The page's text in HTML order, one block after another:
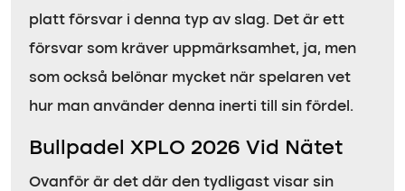
platt försvar i denna typ av slag. Det är ett
försvar som kräver uppmärksamhet, ja, men
som också belönar mycket när spelaren vet
hur man använder denna inerti till sin fördel.
Bullpadel XPLO 2026 Vid Nätet
Ovanför är det där den tydligast visar sin